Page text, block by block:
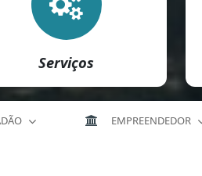
Serviços
EMPREENDEDOR